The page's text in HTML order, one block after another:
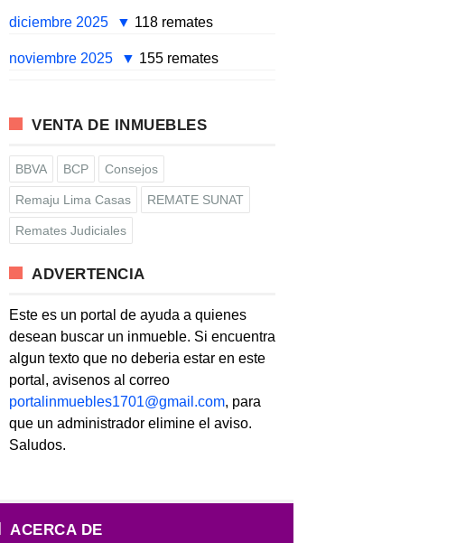
diciembre 2025
118 remates
noviembre 2025 155 remates
VENTA DE INMUEBLES
BBVA BCP Consejos
Remaju Lima Casas REMATE SUNAT
Remates Judiciales
ADVERTENCIA
Este es un portal de ayuda a quienes
desean buscar un inmueble. Si encuentra
algun texto que no deberia estar en este
portal, avisenos al correo
portalinmuebles1701@gmail.com, para
que un administrador elimine el aviso.
Saludos.
ACERCA DE